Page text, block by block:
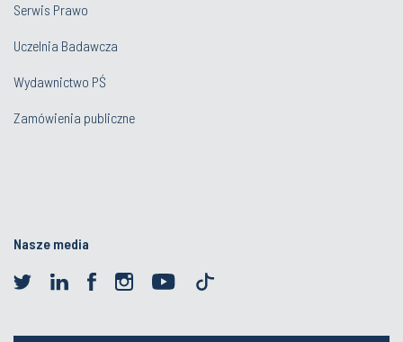
Serwis Prawo
Uczelnia Badawcza
Wydawnictwo PŚ
Zamówienia publiczne
Nasze media